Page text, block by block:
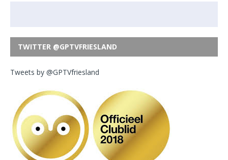
TWITTER @GPTVFRIESLAND
Tweets by @GPTVfriesland